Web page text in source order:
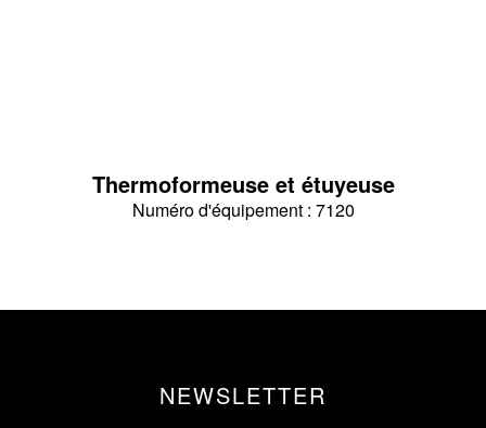
Thermoformeuse et étuyeuse
Numéro d'équipement : 7120
NEWSLETTER